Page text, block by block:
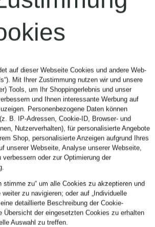
auf dieser Webseite Cookies und andere Web-
Mit Ihrer Zustimmung nutzen wir und unsere
Tools, um Ihr Shoppingerlebnis und unser
und Ihnen interessante Werbung auf
Personenbezogene Daten können
B. IP-Adressen, Cookie-ID, Browser- und
Nutzerverhalten), für personalisierte Angebote
Shop, personalisierte Anzeigen aufgrund Ihres
unserer Webseite, Analyse unserer Webseite,
oder zur Optimierung der
stimme zu“ um alle Cookies zu akzeptieren und
zu navigieren; oder auf „Individuelle
detaillierte Beschreibung der Cookie-
Übersicht der eingesetzten Cookies zu erhalten
Auswahl zu treffen.